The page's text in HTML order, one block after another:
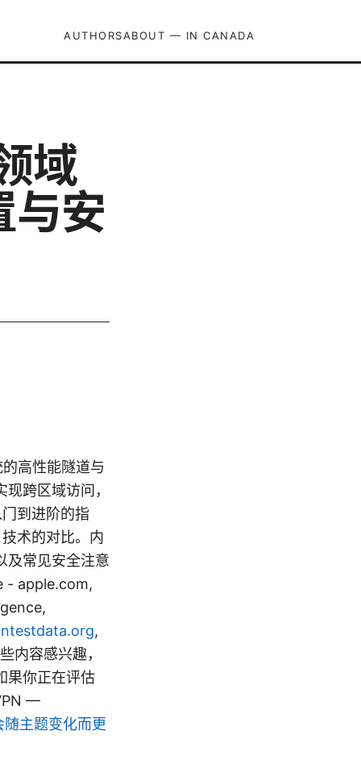
AUTHORSABOUT — IN CANADA
域
与安
高性能隧道与
跨区域访问，
到进阶的指
术的对比。内
及常见安全注意
- apple.com,
,
内容感兴趣，
果你正在评估
—
主题变化而更